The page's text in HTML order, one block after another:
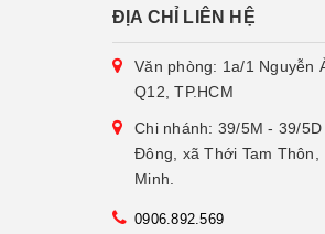
ĐỊA CHỈ LIÊN HỆ
Văn phòng: 1a/1 Nguyễn
Q12, TP.HCM
Chi nhánh: 39/5M - 39/
Đông, xã Thới Tam Thôn,
Minh.
0906.892.569